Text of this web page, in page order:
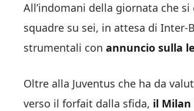
All’indomani della giornata che
squadre su sei, in attesa di
strumentali con annuncio sulla
Oltre alla Juventus che ha da
verso il forfait dalla sfida, il